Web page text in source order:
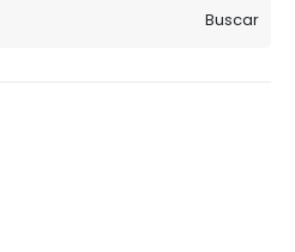
Buscar